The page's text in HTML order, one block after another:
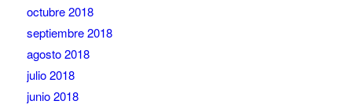
octubre 2018
septiembre 2018
agosto 2018
julio 2018
junio 2018